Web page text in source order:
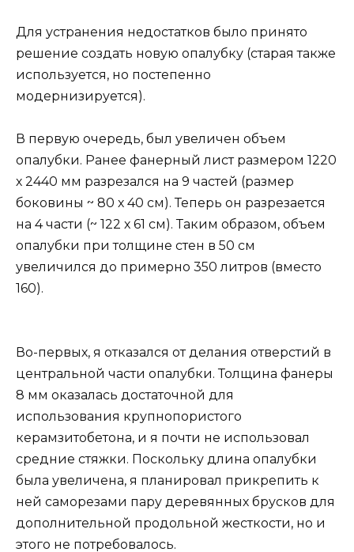
Для устранения недостатков было принято
решение создать новую опалубку (старая также
используется, но постепенно
модернизируется).
В первую очередь, был увеличен объем
опалубки. Ранее фанерный лист размером 1220
х 2440 мм разрезался на 9 частей (размер
боковины ~ 80 х 40 см). Теперь он разрезается
на 4 части (~ 122 х 61 см). Таким образом, объем
опалубки при толщине стен в 50 см
увеличился до примерно 350 литров (вместо
160).
Во-первых, я отказался от делания отверстий в
центральной части опалубки. Толщина фанеры
8 мм оказалась достаточной для
использования крупнопористого
керамзитобетона, и я почти не использовал
средние стяжки. Поскольку длина опалубки
была увеличена, я планировал прикрепить к
ней саморезами пару деревянных брусков для
дополнительной продольной жесткости, но и
этого не потребовалось.